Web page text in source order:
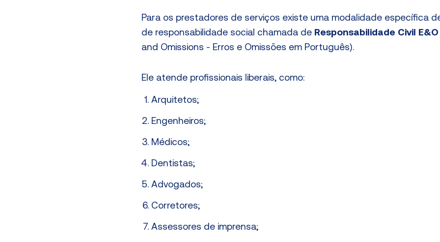
Para os prestadores de serviços existe uma modalidade específica
de responsabilidade social chamada de Responsabilidade Civil E&O
and Omissions - Erros e Omissões em Português). ​
Ele atende profissionais liberais, como:
Arquitetos;
Engenheiros;
Médicos;
Dentistas;
Advogados;
Corretores;
Assessores de imprensa;